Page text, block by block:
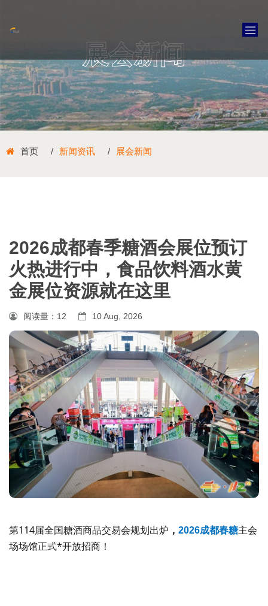
展会新闻
首页 新闻资讯 展会新闻
2026成都春季糖酒会展位预订
火热进行中，食品饮料酒水黄
金展位资源就在这里
阅读量： 12 10 Aug, 2026
第114届全国糖酒商品交易会规划出炉 ， 2026成都春糖主会
场场馆正式*开放招商！